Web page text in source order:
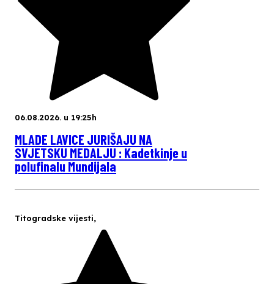
06.08.2026. u 19:25h
MLADE LAVICE JURIŠAJU NA
SVJETSKU MEDALJU : Kadetkinje u
polufinalu Mundijala
Titogradske vijesti,